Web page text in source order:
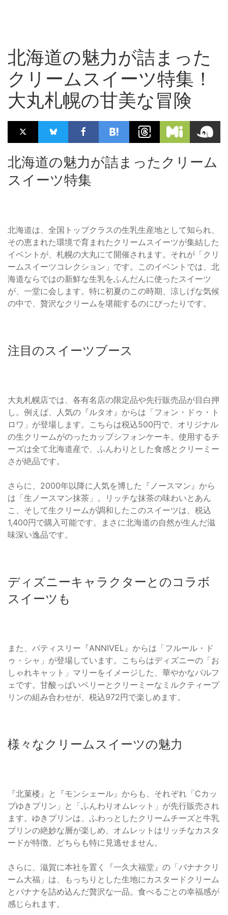
北海道の魅力が詰まった
クリームスイーツ特集！
大丸札幌の甘美な冒険
北海道の魅力が詰まったクリーム
スイーツ特集
北海道は、全国トップクラスの生乳生産地として知られ、
その恵まれた環境で育まれたクリームスイーツが集結した
イベントが、札幌の大丸にて開催されます。それが「クリ
ームスイーツコレクション」です。このイベントでは、北
海道ならではの新鮮な生乳をふんだんに使ったスイーツ
が、一堂に会します。特に初夏のこの時期、涼しげな気候
の中で、贅沢なクリームを堪能するのにぴったりです。
注目のスイーツブース
大丸札幌店では、各有名店の限定品や先行販売品が目白押
し。例えば、人気の『ルタオ』からは「フォン・ドゥ・ト
ロワ」が登場します。こちらは税込500円で、オリジナル
の生クリームがのったカップシフォンケーキ。使用するチ
ーズは全て北海道産で、ふんわりとした食感とクリーミー
さが絶品です。
さらに、2000年以降に人気を博した『ノースマン』から
は「生ノースマン抹茶」。リッチな抹茶の味わいとあん
こ、そして生クリームが調和したこのスイーツは、税込
1,400円で購入可能です。まさに北海道の自然が生んだ滋
味深い逸品です。
ディズニーキャラクターとのコラボ
スイーツも
また、パティスリー『ANNIVEL』からは「フルール・ド
ゥ・シャ」が登場しています。こちらはディズニーの「お
しゃれキャット」マリーをイメージした、華やかなパルフ
ェです。甘酸っぱいベリーとクリーミーなミルクティープ
リンの組み合わせが、税込972円で楽しめます。
様々なクリームスイーツの魅力
『北菓楼』と『モンシェール』からも、それぞれ「Cカッ
プゆきプリン」と「ふんわりオムレット」が先行販売され
ます。ゆきプリンは、ふわっとしたクリームチーズと牛乳
プリンの絶妙な層が楽しめ、オムレットはリッチなカスタ
ードが特徴。どちらも特に見逃せません。
さらに、滋賀に本社を置く『一久大福堂』の「バナナクリ
ーム大福」は、もっちりとした生地にカスタードクリーム
とバナナを詰め込んだ贅沢な一品。食べるごとの幸福感が
感じられます。